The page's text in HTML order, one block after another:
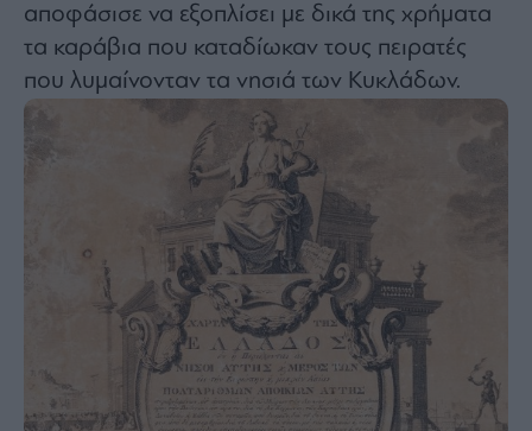
αποφάσισε να εξοπλίσει με δικά της χρήματα
τα καράβια που καταδίωκαν τους πειρατές
που λυμαίνονταν τα νησιά των Κυκλάδων.